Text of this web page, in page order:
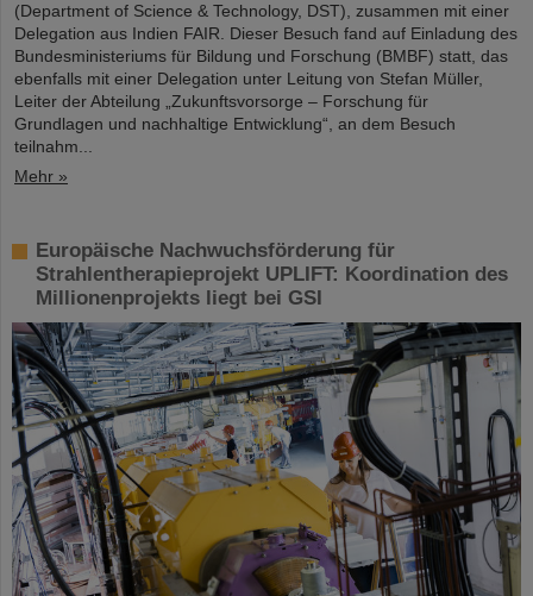
(Department of Science & Technology, DST), zusammen mit einer
Delegation aus Indien FAIR. Dieser Besuch fand auf Einladung des
Bundesministeriums für Bildung und Forschung (BMBF) statt, das
ebenfalls mit einer Delegation unter Leitung von Stefan Müller,
Leiter der Abteilung „Zukunftsvorsorge – Forschung für
Grundlagen und nachhaltige Entwicklung“, an dem Besuch
teilnahm...
Mehr »
Europäische Nachwuchsförderung für
Strahlentherapieprojekt UPLIFT: Koordination des
Millionenprojekts liegt bei GSI